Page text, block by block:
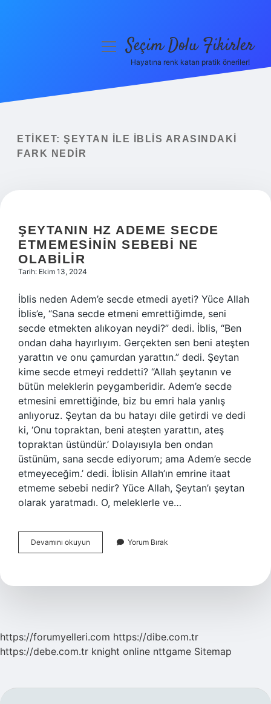
Yasal Uyarı
menüyüSeçim Dolu Fikirler
Hayatına renk katan pratik öneriler!
ETIKET: ŞEYTAN ILE İBLIS ARASINDAKI
FARK NEDIR
ŞEYTANIN HZ ADEME SECDE
ETMEMESININ SEBEBI NE
OLABILIR
Tarih: Ekim 13, 2024
İblis neden Adem’e secde etmedi ayeti? Yüce Allah
İblis’e, “Sana secde etmeni emrettiğimde, seni
secde etmekten alıkoyan neydi?” dedi. İblis, “Ben
ondan daha hayırlıyım. Gerçekten sen beni ateşten
yarattın ve onu çamurdan yarattın.” dedi. Şeytan
kime secde etmeyi reddetti? “Allah şeytanın ve
bütün meleklerin peygamberidir. Adem’e secde
etmesini emrettiğinde, biz bu emri hala yanlış
anlıyoruz. Şeytan da bu hatayı dile getirdi ve dedi
ki, ‘Onu topraktan, beni ateşten yarattın, ateş
topraktan üstündür.’ Dolayısıyla ben ondan
üstünüm, sana secde ediyorum; ama Adem’e secde
etmeyeceğim.’ dedi. İblisin Allah’ın emrine itaat
etmeme sebebi nedir? Yüce Allah, Şeytan’ı şeytan
olarak yaratmadı. O, meleklerle ve…
Devamını okuyun Şeytanın
Hz
Etmemesinin
Yorum Bırak
https://forumyelleri.com https://dibe.com.tr
https://debe.com.tr knight online nttgame Sitemap